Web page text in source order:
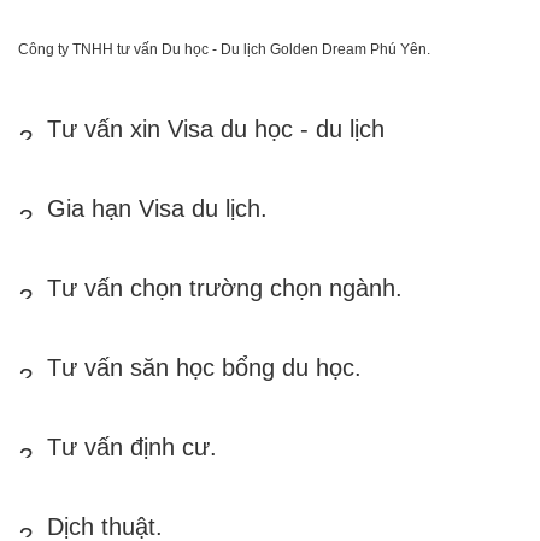
Công ty TNHH tư vấn Du học - Du lịch Golden Dream Phú Yên.
Tư vấn xin Visa du học - du lịch
Gia hạn Visa du lịch.
Tư vấn chọn trường chọn ngành.
Tư vấn săn học bổng du học.
Tư vấn định cư.
Dịch thuật.